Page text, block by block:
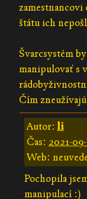
zamestnancovi
štátu ich
Švarcsystém
manipulovať s
Čím
Autor:li
Čas: 2021-
Web:
Pochopila
manipulací :)